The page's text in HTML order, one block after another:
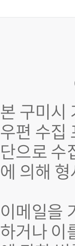
본 구미시
우편 수집
단으로 수
에 의해
이메일을
하거나 이